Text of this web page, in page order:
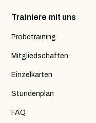
Trainiere mit uns
Probetraining
Mitgliedschaften
Einzelkarten
Stundenplan
FAQ